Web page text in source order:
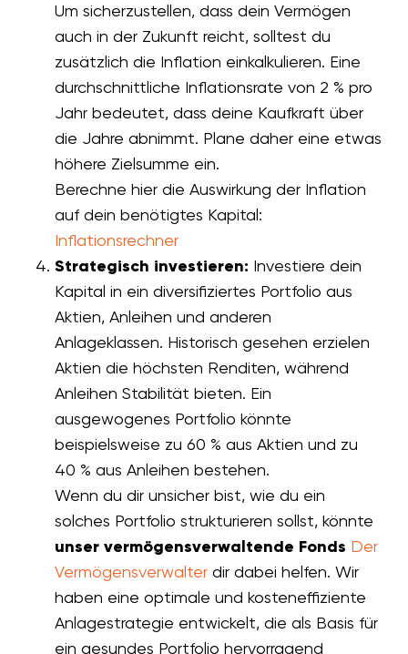
Um sicherzustellen, dass dein Vermögen
auch in der Zukunft reicht, solltest du
zusätzlich die Inflation einkalkulieren. Eine
durchschnittliche Inflationsrate von 2 % pro
Jahr bedeutet, dass deine Kaufkraft über
die Jahre abnimmt. Plane daher eine etwas
höhere Zielsumme ein.
Berechne hier die Auswirkung der Inflation
auf dein benötigtes Kapital:
Inflationsrechner
Strategisch investieren: Investiere dein
Kapital in ein diversifiziertes Portfolio aus
Aktien, Anleihen und anderen
Anlageklassen. Historisch gesehen erzielen
Aktien die höchsten Renditen, während
Anleihen Stabilität bieten. Ein
ausgewogenes Portfolio könnte
beispielsweise zu 60 % aus Aktien und zu
40 % aus Anleihen bestehen.
Wenn du dir unsicher bist, wie du ein
solches Portfolio strukturieren sollst, könnte
unser vermögensverwaltende Fonds Der
Vermögensverwalter dir dabei helfen. Wir
haben eine optimale und kosteneffiziente
Anlagestrategie entwickelt, die als Basis für
ein gesundes Portfolio hervorragend